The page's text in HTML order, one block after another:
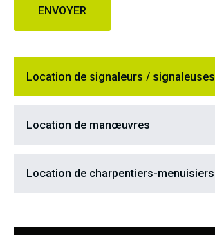
Location de signaleurs / signaleuses
Location de manœuvres
Location de charpentiers-menuisiers